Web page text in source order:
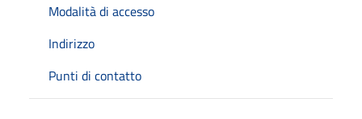
Modalità di accesso
Indirizzo
Punti di contatto